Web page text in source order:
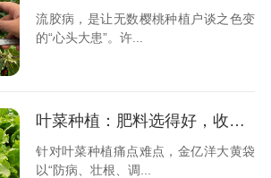
流胶病，是让无数樱桃种植户谈之色变
的“心头大患”。许...
叶菜种植：肥料选得好，收益少不了！
针对叶菜种植痛点难点，金亿洋大黄袋
以“防病、壮根、调...